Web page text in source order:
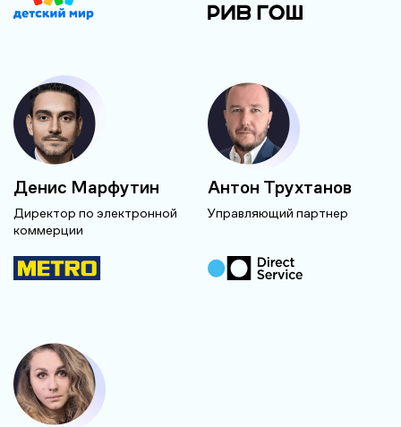
Денис Марфутин
Директор по электронной
коммерции
Антон Трухтанов
Управляющий партнер